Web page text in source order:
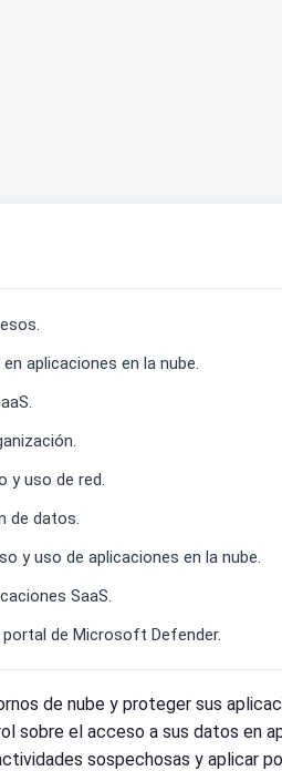
aplicaciones en la nube.
y uso de red.
de datos.
y uso de aplicaciones en la nube.
SaaS.
de Microsoft Defender.
de nube y proteger sus
sobre el acceso a sus datos en
sospechosas y aplicar